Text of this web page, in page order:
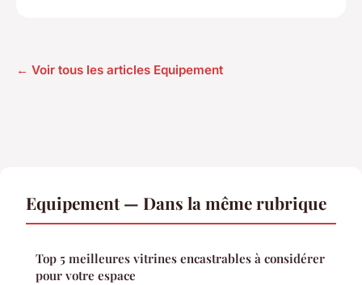
← Voir tous les articles Equipement
Equipement — Dans la même rubrique
Top 5 meilleures vitrines encastrables à considérer
pour votre espace